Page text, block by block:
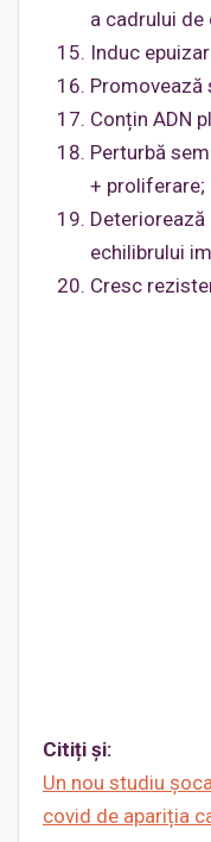
a cadrului de
Induc
Promovează
Conțin ADN
Perturbă
+ proliferare;
echilibrului
Cresc
Citiți și:
Un nou studiu
covid de apariția